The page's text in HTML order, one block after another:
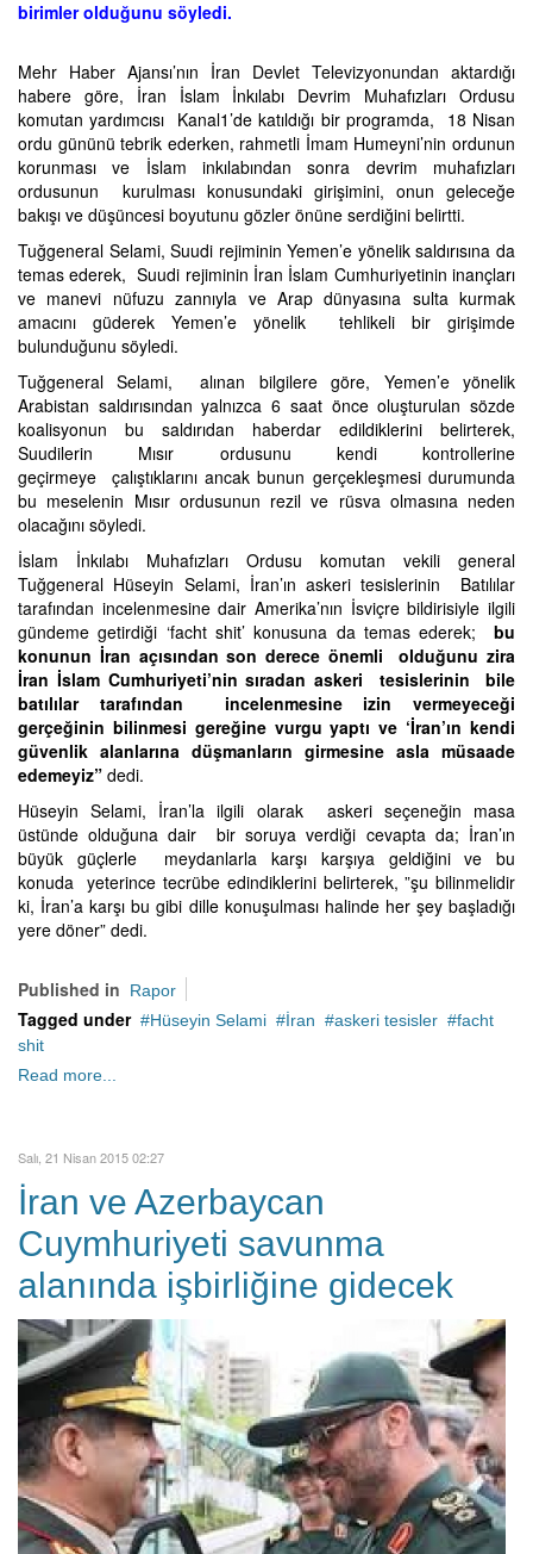
birimler olduğunu söyledi.
Mehr Haber Ajansı’nın İran Devlet Televizyonundan aktardığı
habere göre, İran İslam İnkılabı Devrim Muhafızları Ordusu
komutan yardımcısı Kanal1’de katıldığı bir programda, 18 Nisan
ordu gününü tebrik ederken, rahmetli İmam Humeyni’nin ordunun
korunması ve İslam inkılabından sonra devrim muhafızları
ordusunun kurulması konusundaki girişimini, onun geleceğe
bakışı ve düşüncesi boyutunu gözler önüne serdiğini belirtti.
Tuğgeneral Selami, Suudi rejiminin Yemen’e yönelik saldırısına da
temas ederek, Suudi rejiminin İran İslam Cumhuriyetinin inançları
ve manevi nüfuzu zannıyla ve Arap dünyasına sulta kurmak
amacını güderek Yemen’e yönelik tehlikeli bir girişimde
bulunduğunu söyledi.
Tuğgeneral Selami, alınan bilgilere göre, Yemen’e yönelik
Arabistan saldırısından yalnızca 6 saat önce oluşturulan sözde
koalisyonun bu saldırıdan haberdar edildiklerini belirterek,
Suudilerin Mısır ordusunu kendi kontrollerine
geçirmeye çalıştıklarını ancak bunun gerçekleşmesi durumunda
bu meselenin Mısır ordusunun rezil ve rüsva olmasına neden
olacağını söyledi.
İslam İnkılabı Muhafızları Ordusu komutan vekili general
Tuğgeneral Hüseyin Selami, İran’ın askeri tesislerinin Batılılar
tarafından incelenmesine dair Amerika’nın İsviçre bildirisiyle ilgili
gündeme getirdiği ‘facht shit’ konusuna da temas ederek; bu
konunun İran açısından son derece önemli olduğunu zira
İran İslam Cumhuriyeti’nin sıradan askeri tesislerinin bile
batılılar tarafından incelenmesine izin vermeyeceği
gerçeğinin bilinmesi gereğine vurgu yaptı ve ‘İran’ın kendi
güvenlik alanlarına düşmanların girmesine asla müsaade
edemeyiz” dedi.
Hüseyin Selami, İran’la ilgili olarak askeri seçeneğin masa
üstünde olduğuna dair bir soruya verdiği cevapta da; İran’ın
büyük güçlerle meydanlarla karşı karşıya geldiğini ve bu
konuda yeterince tecrübe edindiklerini belirterek, ”şu bilinmelidir
ki, İran’a karşı bu gibi dille konuşulması halinde her şey başladığı
yere döner” dedi.
Published in Rapor
Tagged under Hüseyin Selami İran askeri tesisler
facht
shit
Read more...
Salı, 21 Nisan 2015 02:27
İran ve Azerbaycan
Cuymhuriyeti savunma
alanında işbirliğine gidecek